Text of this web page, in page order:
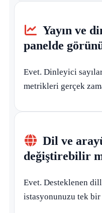
Yayın ve
panelde
Evet. Dinleyici
metrikleri gerçek
Dil ve
değiştirebilir
Evet. Desteklenen
istasyonunuzu tek